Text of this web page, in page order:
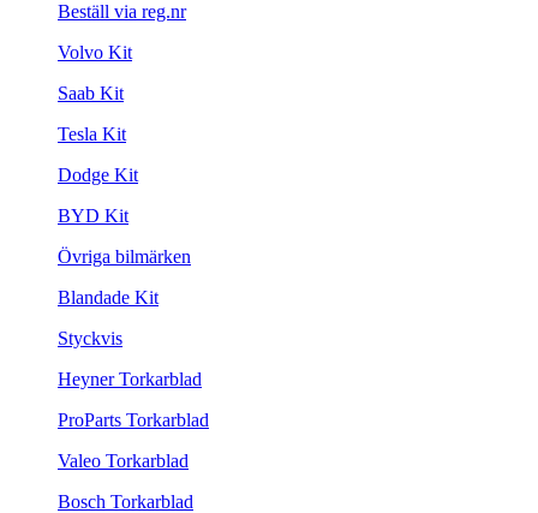
Beställ via reg.nr
Volvo Kit
Saab Kit
Tesla Kit
Dodge Kit
BYD Kit
Övriga bilmärken
Blandade Kit
Styckvis
Heyner Torkarblad
ProParts Torkarblad
Valeo Torkarblad
Bosch Torkarblad